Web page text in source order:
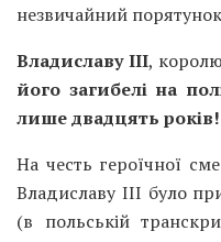
незвичайний порятунок
Владиславу III,
його загибелі на
лише двадцять років!
На честь героїчної
Владиславу III було
(в польській